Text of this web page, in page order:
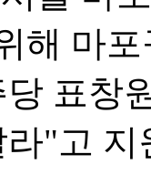
해 마
표창
"고